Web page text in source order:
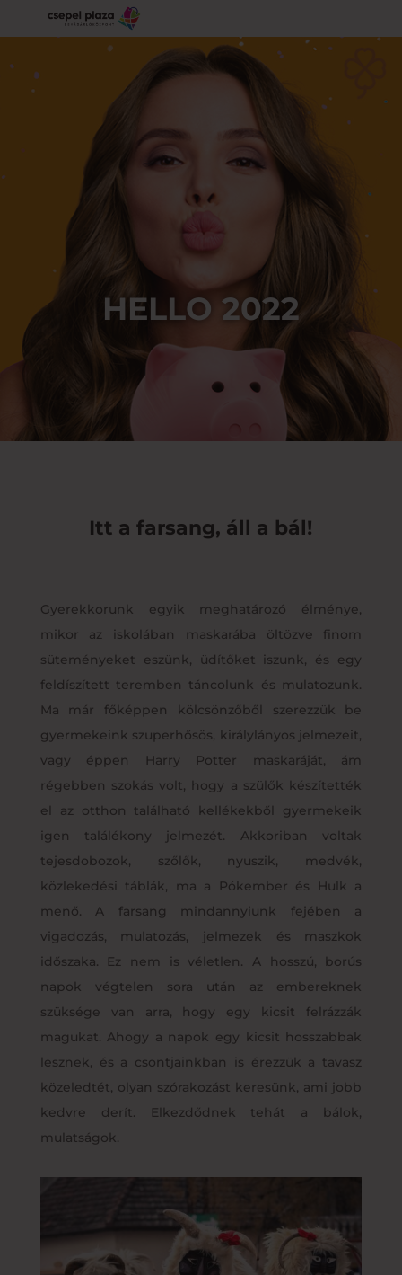
HELLO 2022
Itt a farsang, áll a bál!
Gyerekkorunk egyik meghatározó élménye,
mikor az iskolában maskarába öltözve finom
süteményeket eszünk, üdítőket iszunk, és egy
feldíszített teremben táncolunk és mulatozunk.
Ma már főképpen kölcsönzőből szerezzük be
gyermekeink szuperhősös, királylányos jelmezeit,
vagy éppen Harry Potter maskaráját, ám
régebben szokás volt, hogy a szülők készítették
el az otthon található kellékekből gyermekeik
igen találékony jelmezét. Akkoriban voltak
tejesdobozok, szőlők, nyuszik, medvék,
közlekedési táblák, ma a Pókember és Hulk a
menő. A farsang mindannyiunk fejében a
vigadozás, mulatozás, jelmezek és maszkok
időszaka. Ez nem is véletlen. A hosszú, borús
napok végtelen sora után az embereknek
szüksége van arra, hogy egy kicsit felrázzák
magukat. Ahogy a napok egy kicsit hosszabbak
lesznek, és a csontjainkban is érezzük a tavasz
közeledtét, olyan szórakozást keresünk, ami jobb
kedvre derít. Elkezdődnek tehát a bálok,
mulatságok.